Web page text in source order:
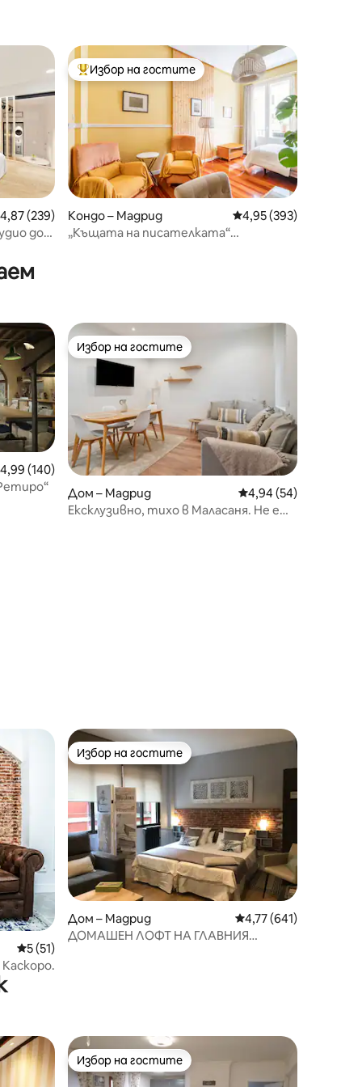
оценка: 4,87 от 5, 239 отзива
4,87 (239)
до
Най-популярен избор на гостите
Избор на гостите
Кондо – Мадрид Средна оценка: 4,95
4,95 (393)
„Къщата на писателката“
оценка: 4,99 от 5, 140 отзива
4,99 (140)
Избор на гостите
Избор на гостите
Дом – Мадрид Средна оценка:
4,94 (54)
Ексклузивно, тихо в Маласаня. Не е
Средна оценка: 5 от 5, 51 отзива
5 (51)
Избор на гостите
Избор на гостите
Дом – Мадрид Средна оценка: 4,77
4,77 (641)
ДОМАШЕН ЛОФТ НА ГЛАВНИЯ
Избор на гостите
Избор на гостите